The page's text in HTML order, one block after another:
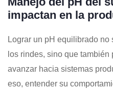
impactan en la
Lograr un pH equilibrado
los rindes, sino que
avanzar hacia sistemas
eso, entender su